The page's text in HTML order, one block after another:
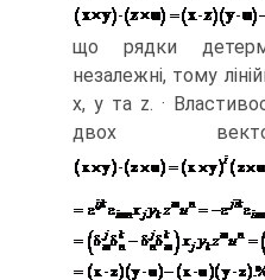
що рядки
незалежні, тому
х, у та z. ·
двох